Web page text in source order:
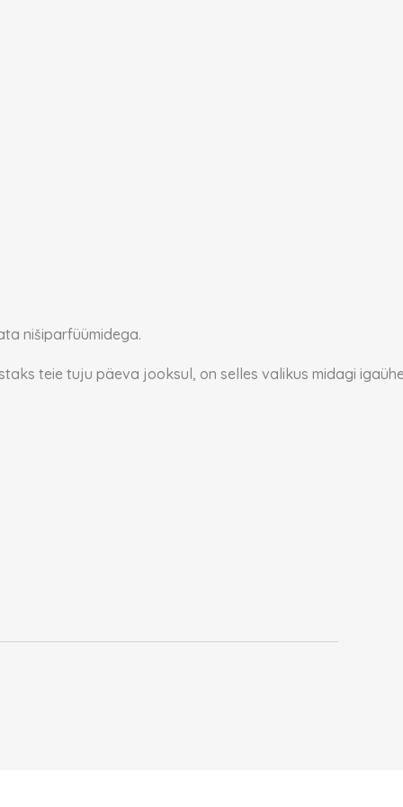
nišiparfüümidega.
teie tuju päeva jooksul, on selles valikus midagi